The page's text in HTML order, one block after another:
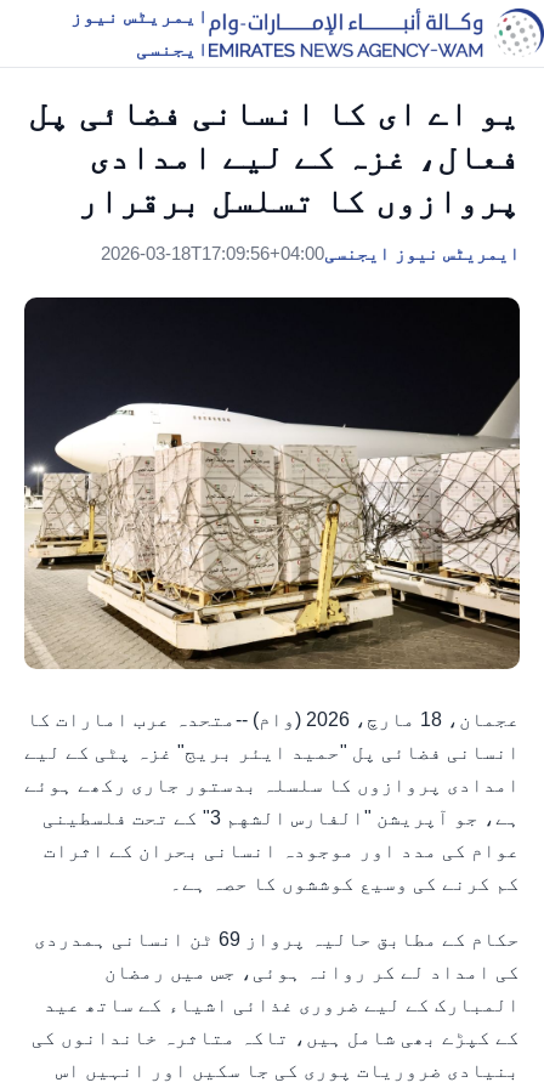
ایمریٹس نیوز
ایجنسی
یو اے ای کا انسانی فضائی پل
فعال، غزہ کے لیے امدادی
پروازوں کا تسلسل برقرار
ایمریٹس نیوز ایجنسی2026-03-18T17:09:56+04:00
عجمان، 18 مارچ، 2026 (وام) --متحدہ عرب امارات کا
انسانی فضائی پل "حمید ایئر بریج" غزہ پٹی کے لیے
امدادی پروازوں کا سلسلہ بدستور جاری رکھے ہوئے
ہے، جو آپریشن "الفارس الشهم 3" کے تحت فلسطینی
عوام کی مدد اور موجودہ انسانی بحران کے اثرات
کم کرنے کی وسیع کوششوں کا حصہ ہے۔
حکام کے مطابق حالیہ پرواز 69 ٹن انسانی ہمدردی
کی امداد لے کر روانہ ہوئی، جس میں رمضان
المبارک کے لیے ضروری غذائی اشیاء کے ساتھ عید
کے کپڑے بھی شامل ہیں، تاکہ متاثرہ خاندانوں کی
بنیادی ضروریات پوری کی جا سکیں اور انہیں اس